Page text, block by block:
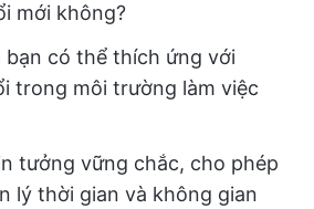
mới không?
bạn có thể thích ứng với
trong môi trường làm việc
tưởng vững chắc, cho phép
lý thời gian và không gian